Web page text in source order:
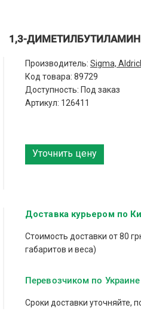
1,3-ДИМЕТИЛБУТИЛАМИН
Производитель: Sigma,
Код товара: 89729
Доступность: Под заказ
Артикул: 126411
Уточнить цену
Доставка курьером по
Стоимость доставки от 80
габаритов и веса)
Перевозчиком по Украине
Сроки доставки уточняйте,